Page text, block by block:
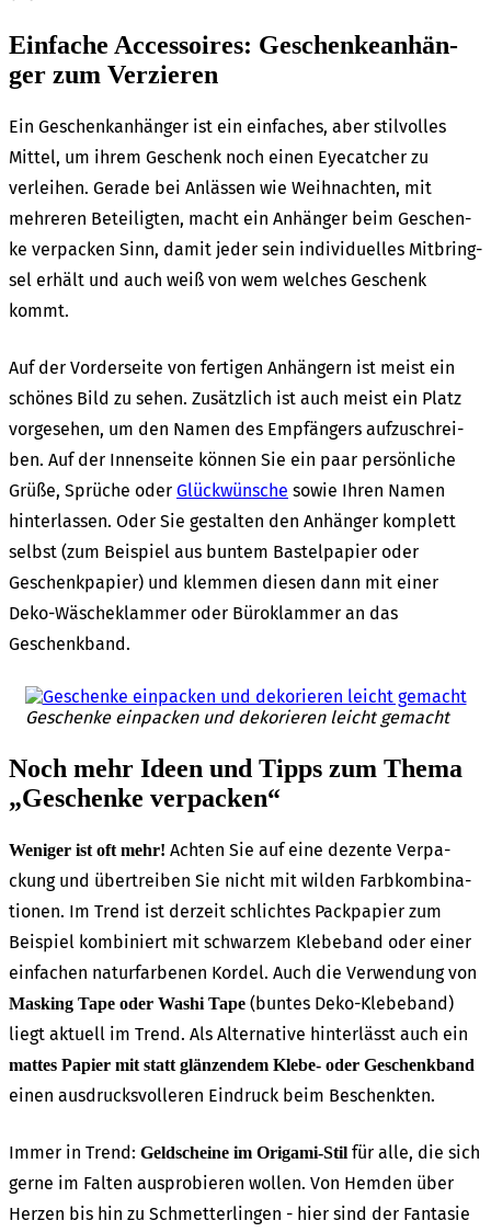
Einfa­che Acces­soires: Geschen­ke­an­hän­
ger zum Verzie­ren
Ein Geschenk­an­hän­ger ist ein einfa­ches, aber stil­vol­les
Mittel, um ihrem Geschenk noch einen Eyecat­cher zu
verlei­hen. Gera­de bei Anläs­sen wie Weih­nach­ten, mit
mehre­ren Betei­lig­ten, macht ein Anhän­ger beim Geschen­
ke verpa­cken Sinn, damit jeder sein indi­vi­du­el­les Mitbring­
sel erhält und auch weiß von wem welches Geschenk
kommt.
Auf der Vorder­sei­te von ferti­gen Anhän­gern ist meist ein
schö­nes Bild zu sehen. Zusätz­lich ist auch meist ein Platz
vorge­se­hen, um den Namen des Empfän­gers aufzu­schrei­
ben. Auf der Innen­sei­te können Sie ein paar persön­li­che
Grüße, Sprü­che oder Glück­wün­sche sowie Ihren Namen
hinter­las­sen. Oder Sie gestal­ten den Anhän­ger komplett
selbst (zum Beispiel aus buntem Bastel­pa­pier oder
Geschenk­pa­pier) und klem­men diesen dann mit einer
Deko-Wäsche­klam­mer oder Büro­klam­mer an das
Geschenk­band.
Geschen­ke einpa­cken und deko­rie­ren leicht gemacht
Noch mehr Ideen und Tipps zum Thema
„Geschen­ke verpa­cken“
Weni­ger ist oft mehr! Achten Sie auf eine dezen­te Verpa­
ckung und über­trei­ben Sie nicht mit wilden Farb­kom­bi­na­
tio­nen. Im Trend ist derzeit schlich­tes Pack­pa­pier zum
Beispiel kombi­niert mit schwar­zem Klebe­band oder einer
einfa­chen natur­far­be­nen Kordel. Auch die Verwen­dung von
Masking Tape oder Washi Tape (buntes Deko-Klebe­band)
liegt aktu­ell im Trend. Als Alter­na­ti­ve hinter­lässt auch ein
mattes Papier mit statt glän­zen­dem Klebe- oder Geschenk­band
einen ausdrucks­vol­le­ren Eindruck beim Beschenk­ten.
Immer in Trend: Geld­schei­ne im Origa­mi-Stil für alle, die sich
gerne im Falten auspro­bie­ren wollen. Von Hemden über
Herzen bis hin zu Schmet­ter­lin­gen - hier sind der Fanta­sie